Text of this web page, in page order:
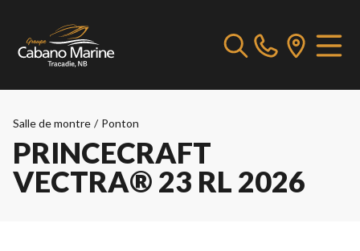
Salle de montre / Ponton
PRINCECRAFT
VECTRA® 23 RL 2026